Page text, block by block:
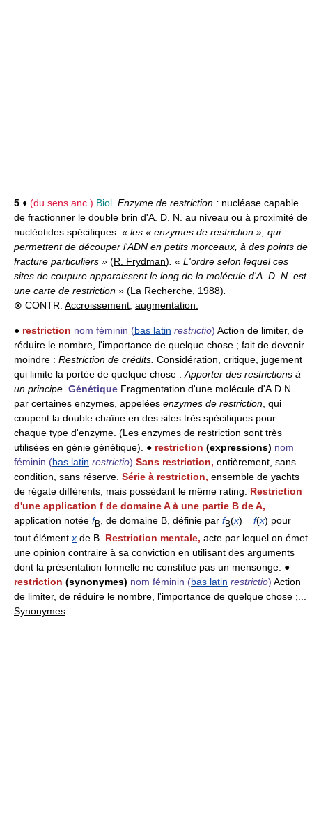
5 ♦ (du sens anc.) Biol. Enzyme de restriction : nucléase capable
de fractionner le double brin d'A. D. N. au niveau ou à proximité de
nucléotides spécifiques. « les « enzymes de restriction », qui
permettent de découper l'ADN en petits morceaux, à des points de
fracture particuliers » (R. Frydman) . « L'ordre selon lequel ces
sites de coupure apparaissent le long de la molécule d'A. D. N. est
une carte de restriction » (La Recherche , 1988)
⊗ CONTR. Accroissement augmentation.
● restriction nom féminin (bas latin restrictio) Action de limiter, de
réduire le nombre, l'importance de quelque chose ; fait de devenir
moindre : Restriction de crédits. Considération, critique, jugement
qui limite la portée de quelque chose : Apporter des restrictions à
un principe. Génétique Fragmentation d'une molécule d'A.D.N.
par certaines enzymes, appelées enzymes de restriction , qui
coupent la double chaîne en des sites très spécifiques pour
chaque type d'enzyme. (Les enzymes de restriction sont très
utilisées en génie génétique). ● restriction (expressions) nom
féminin (bas latin restrictio) Sans restriction, entièrement, sans
condition, sans réserve. Série à restriction, ensemble de yachts
de régate différents, mais possédant le même rating. Restriction
d'une application f de domaine A à une partie B de A,
application notée fB , de domaine B, définie par fB(x) = f(x) pour
tout élément x de B. Restriction mentale, acte par lequel on émet
une opinion contraire à sa conviction en utilisant des arguments
dont la présentation formelle ne constitue pas un mensonge. ●
restriction (synonymes) nom féminin (bas latin restrictio) Action
de limiter, de réduire le nombre, l'importance de quelque chose ;...
Synonymes :